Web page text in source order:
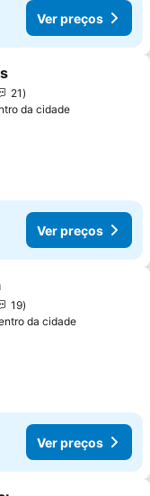
Ver preços
aos favoritos
21
da cidade
Ver preços
aos favoritos
19
da cidade
Ver preços